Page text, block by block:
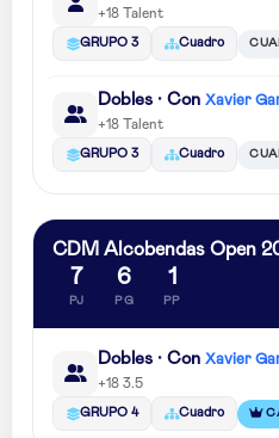
+18 Talent
GRUPO 3 Cuadro
Dobles · Con Xavier
+18 Talent
GRUPO 3 Cuadro
CDM Alcobendas Open
7
PJ
6
PG
1
PP
Dobles · Con Xavier
+18 3.5
GRUPO 4 Cuadro